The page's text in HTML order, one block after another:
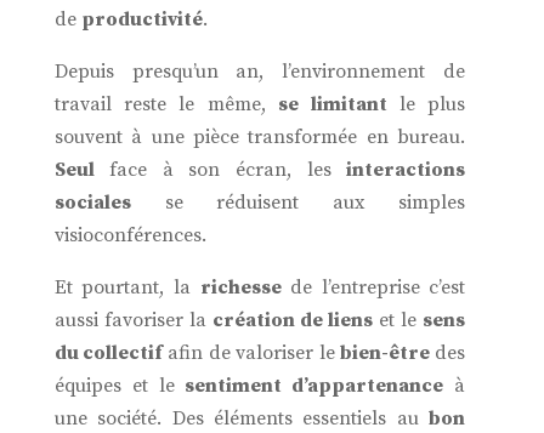
de productivité.
Depuis presqu’un an, l’environnement de
travail reste le même, se limitant le plus
souvent à une pièce transformée en bureau.
Seulface à son écran, lesinteractions
socialesse réduisent aux simples
visioconférences.
Et pourtant, la richessede l’entreprise c’est
aussi favoriser la création de liens et le sens
du collectifafin de valoriser le bien-êtredes
équipes et le sentiment d’appartenance à
une société. Des éléments essentiels aubon